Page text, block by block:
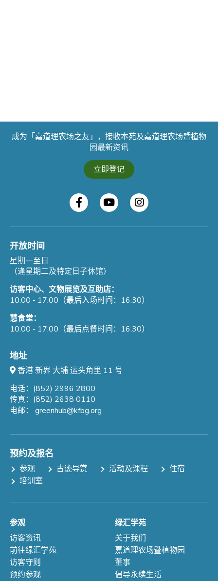
成为「嘉道理农场之友」，接收本苑及嘉道理农场暨植物
园最新资讯
立即登记
开放时间
星期一至日
（逢星期二及特定日子休馆）
访客中心、文物展览及互助店：
10:00 - 17:00（最后入场时间：16:30）
慧食堂：
10:00 - 17:00（最后点餐时间：16:30）
地址
香港 新界 大埔 运头角里 11 号
电话：(852) 2996 2800
传真：(852) 2638 0110
电邮： greenhub@kfbg.org
预约及报名
参观 古迹导赏 活动及课程
住宿
培训室
参观
访客资讯
前往绿汇学苑
访客守则
预约参观
绿汇学苑
关于我们
嘉道理农场暨植物园
董事
倡导永续生活